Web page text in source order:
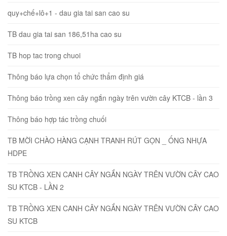
quy+chế+lô+1 - dau gia tai san cao su
TB dau gia tai san 186,51ha cao su
TB hop tac trong chuoi
Thông báo lựa chọn tổ chức thẩm định giá
Thông báo trồng xen cây ngắn ngày trên vườn cây KTCB - lần 3
Thông báo hợp tác trồng chuối
TB MỜI CHÀO HÀNG CẠNH TRANH RÚT GỌN _ ỐNG NHỰA
HDPE
TB TRỒNG XEN CANH CÂY NGẮN NGÀY TRÊN VƯỜN CÂY CAO
SU KTCB - LẦN 2
TB TRỒNG XEN CANH CÂY NGẮN NGÀY TRÊN VƯỜN CÂY CAO
SU KTCB